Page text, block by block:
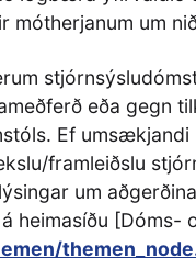
mótherjanum um
eða gegn
Ef umsækjandi
framleiðslu
um
heimasíðu